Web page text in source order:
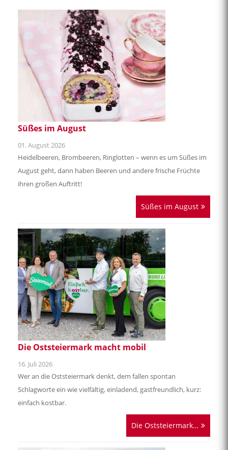
Neuigkeiten aus der Küche
Süßes im August
01. August 2026
Heidelbeeren, Brombeeren, Ringlotten – wenn es um Süßes im
August geht, dann haben Beeren und andere frische Früchte
ihren großen Auftritt!
Süßes im August